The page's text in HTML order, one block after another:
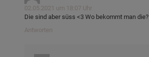
02.05.2021 um 18:07 Uhr
Die sind aber süss <3 Wo bekommt man die?
Antworten